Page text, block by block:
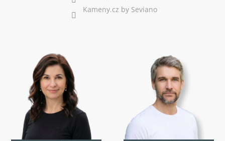
Kameny.cz by Seviano